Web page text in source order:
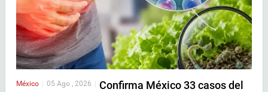
México 05 Ago , 2026
Confirma México 33 casos del